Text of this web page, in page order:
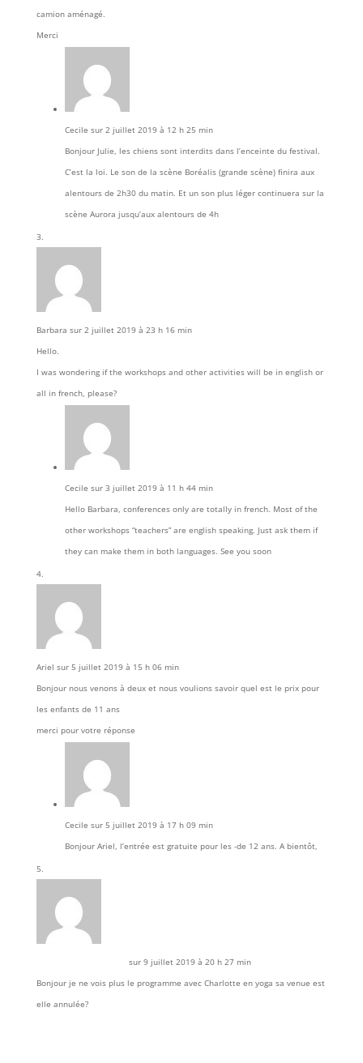
camion aménagé.
Merci
Cecile sur 2 juillet 2019 à 12 h 25 min
Bonjour Julie, les chiens sont interdits dans l’enceinte du festival.
C’est la loi. Le son de la scène Boréalis (grande scène) finira aux
alentours de 2h30 du matin. Et un son plus léger continuera sur la
scène Aurora jusqu’aux alentours de 4h
Barbara sur 2 juillet 2019 à 23 h 16 min
Hello.
I was wondering if the workshops and other activities will be in english or
all in french, please?
Cecile sur 3 juillet 2019 à 11 h 44 min
Hello Barbara, conferences only are totally in french. Most of the
other workshops “teachers” are english speaking. Just ask them if
they can make them in both languages. See you soon
Ariel sur 5 juillet 2019 à 15 h 06 min
Bonjour nous venons à deux et nous voulions savoir quel est le prix pour
les enfants de 11 ans
merci pour votre réponse
Cecile sur 5 juillet 2019 à 17 h 09 min
Bonjour Ariel, l’entrée est gratuite pour les -de 12 ans. A bientôt,
sur 9 juillet 2019 à 20 h 27 min
Bonjour je ne vois plus le programme avec Charlotte en yoga sa venue est
elle annulée?